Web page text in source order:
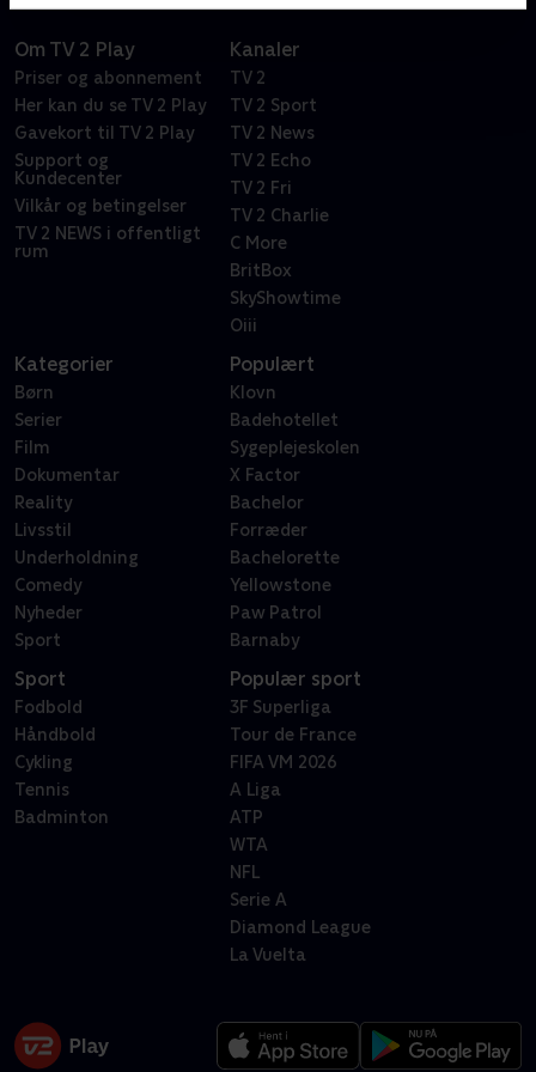
Om TV 2 Play
Priser og abonnement
Her kan du se TV 2 Play
Gavekort til TV 2 Play
Support og
Kundecenter
Vilkår og betingelser
TV 2 NEWS i offentligt
rum
Kanaler
TV 2
TV 2 Sport
TV 2 News
TV 2 Echo
TV 2 Fri
TV 2 Charlie
C More
BritBox
SkyShowtime
Oiii
Kategorier
Børn
Serier
Film
Dokumentar
Reality
Livsstil
Underholdning
Comedy
Nyheder
Sport
Populært
Klovn
Badehotellet
Sygeplejeskolen
X Factor
Bachelor
Forræder
Bachelorette
Yellowstone
Paw Patrol
Barnaby
Sport
Fodbold
Håndbold
Cykling
Tennis
Badminton
Populær sport
3F Superliga
Tour de France
FIFA VM 2026
A Liga
ATP
WTA
NFL
Serie A
Diamond League
La Vuelta